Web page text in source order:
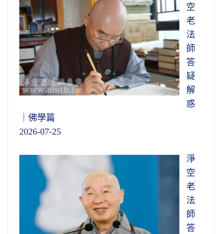
空
老
法
師
答
疑
解
惑
｜佛學篇
2026-07-25
淨
空
老
法
師
答